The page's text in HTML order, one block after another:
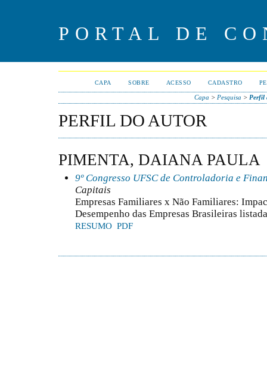
PORTAL DE
CAPA SOBRE ACESSO CADASTRO
Capa > Pesquisa > Perfil
PERFIL DO AUTOR
PIMENTA, DAIANA PAULA
9º Congresso UFSC de Controladoria e
Capitais
Empresas Familiares x Não Familiares:
Desempenho das Empresas Brasileiras
RESUMO PDF